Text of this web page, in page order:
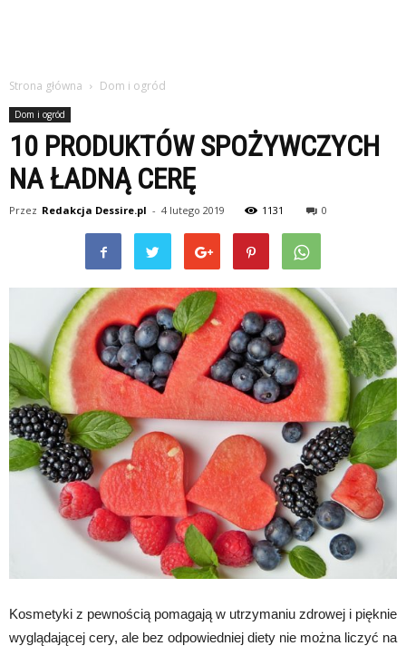
Strona główna Dom i ogród
Dom i ogród
10 PRODUKTÓW SPOŻYWCZYCH
NA ŁADNĄ CERĘ
Przez Redakcja Dessire.pl - 4 lutego 2019 1131 0
Kosmetyki z pewnością pomagają w utrzymaniu zdrowej i pięknie
wyglądającej cery, ale bez odpowiedniej diety nie można liczyć na